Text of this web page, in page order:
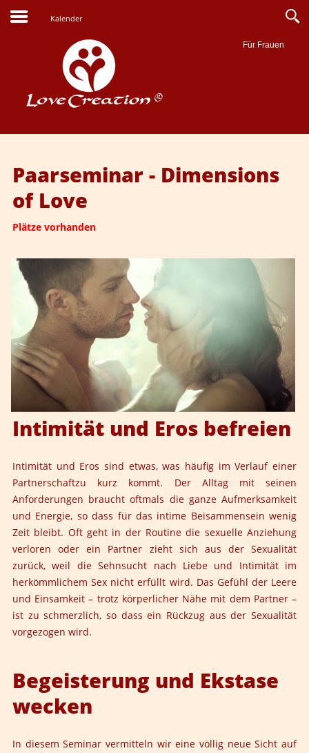
Kalender
Für Frauen
Suche
Paarseminar - Dimensions
of Love
Plätze vorhanden
Intimität und Eros befreien
Intimität und Eros sind etwas, was häufig im Verlauf einer
Partnerschaftzu kurz kommt. Der Alltag mit seinen
Anforderungen braucht oftmals die ganze Aufmerksamkeit
und Energie, so dass für das intime Beisammensein wenig
Zeit bleibt. Oft geht in der Routine die sexuelle Anziehung
verloren oder ein Partner zieht sich aus der Sexualität
zurück, weil die Sehnsucht nach Liebe und Intimität im
herkömmlichem Sex nicht erfüllt wird. Das Gefühl der Leere
und Einsamkeit – trotz körperlicher Nähe mit dem Partner –
ist zu schmerzlich, so dass ein Rückzug aus der Sexualität
vorgezogen wird.
Begeisterung und Ekstase
wecken
In diesem Seminar vermitteln wir eine völlig neue Sicht auf